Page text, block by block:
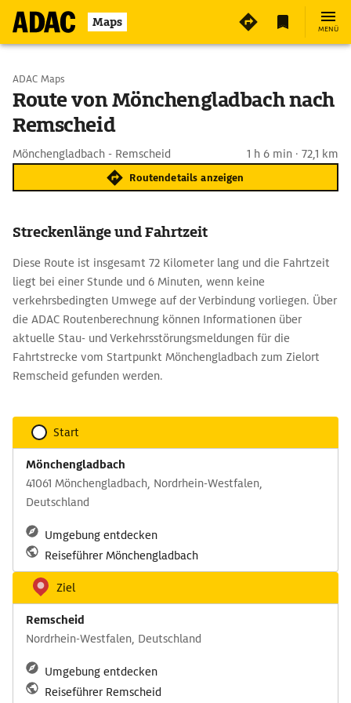
Maps MENÜ
Start wählen
Ziel eingeben
ADAC Maps
Route von Mönchengladbach nach
Remscheid
Mönchengladbach - Remscheid 1 h 6 min · 72,1 km
Routendetails anzeigen
Streckenlänge und Fahrtzeit
Diese Route ist insgesamt 72 Kilometer lang und die Fahrtzeit
liegt bei einer Stunde und 6 Minuten, wenn keine
verkehrsbedingten Umwege auf der Verbindung vorliegen. Über
die ADAC Routenberechnung können Informationen über
aktuelle Stau- und Verkehrsstörungsmeldungen für die
Fahrtstrecke vom Startpunkt Mönchengladbach zum Zielort
Remscheid gefunden werden.
Start
Mönchengladbach
41061 Mönchengladbach, Nordrhein-Westfalen,
Deutschland
Umgebung entdecken
Reiseführer Mönchengladbach
Ziel
Remscheid
Nordrhein-Westfalen, Deutschland
Umgebung entdecken
Reiseführer Remscheid